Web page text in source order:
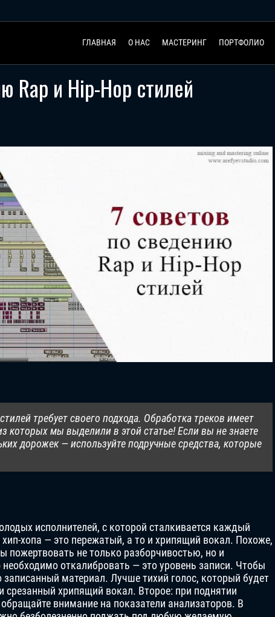
ГЛАВНАЯ О НАС МАСТЕРИНГ ПОРТФОЛИО
Rap и Hip-Hop стилей
требует своего подхода. Обработка треков имеет
которых мы выделили в этой статье! Если вы не знаете
дорожек — используйте подручные средства, которые
исполнителей, с которой сталкивается каждый
хип-хопа — это пережатый, а то и хрипящий вокал. Похоже,
пожертвовать не только разборчивостью, но и
откалибровать — это уровень записи. Чтобы
материал. Лучше тихий голос, который будет
хрипящий вокал. Второе: при поднятии
внимание на показатели анализаторов. В